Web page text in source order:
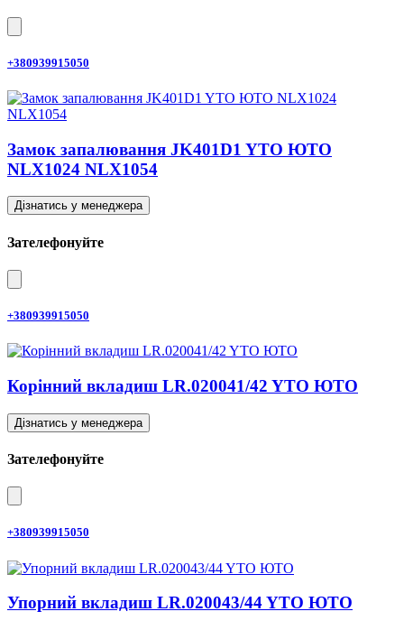
+380939915050
Замок запалювання JK401D1 YTO ЮТО
NLX1024 NLX1054
Дізнатись у менеджера
Зателефонуйте
+380939915050
Корінний вкладиш LR.020041/42 YTO ЮТО
Дізнатись у менеджера
Зателефонуйте
+380939915050
Упорний вкладиш LR.020043/44 YTO ЮТО